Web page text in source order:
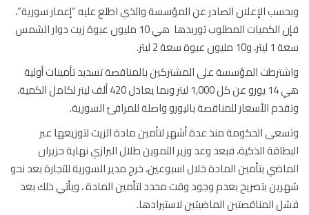
الإعلان الصادر عن المؤسسة والذي اطلع عليه “إعمار سورية”،
فإن الكميات المطلوب توريدها هي 10 مليون عبوة زيت دوار الشمس
سعة 2 ليتر.
المؤسسة على المشتركين بالمناقصة تسديد تأمينات أولية
هي 14 يورو عن كل 1,000 ليتر وبما يعادل 420 ألف ليتر لكامل الكمية،
الأسعار للمناقصة باليورو واصلة للمرافئ السورية.
الحكومة منذ عدة أشهر لتأمين مادة الزيت لتوزيعها عبر
الذكية، فبعد وعد وزير التموين طلال البرازي نهاية حزيران
بتأمين المادة خلال اسبوعين، خرج مدير السورية للتجارة بعد نحو
بتصريح بعدم وجود وقت محدد لتأمين المادة ، ويأتي ذلك بعد
المناقصتين الماضيتين لاستيرادها.